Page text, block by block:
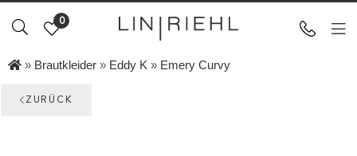
0
» Brautkleider » Eddy K » Emery Curvy
ZURÜCK